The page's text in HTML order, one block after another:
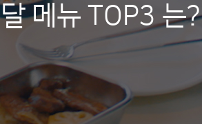
메뉴 TOP3 는?